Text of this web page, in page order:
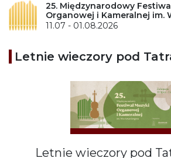
25. Międzynarodowy
Organowej i Kameralnej im.
11.07 - 01.08.2026
Letnie wieczory pod
Letnie wieczory pod